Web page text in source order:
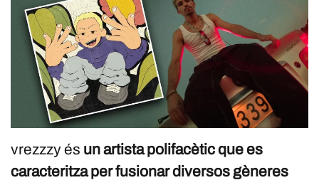
vrezzzy és un artista polifacètic que es
caracteritza per fusionar diversos gèneres